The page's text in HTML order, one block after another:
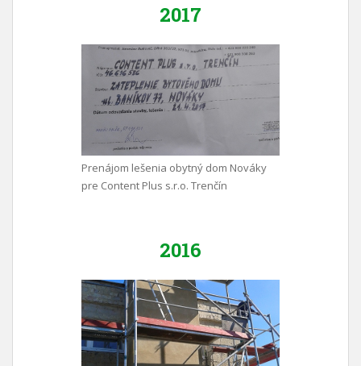
2017
Prenájom lešenia obytný dom Nováky
pre Content Plus s.r.o. Trenčín
2016